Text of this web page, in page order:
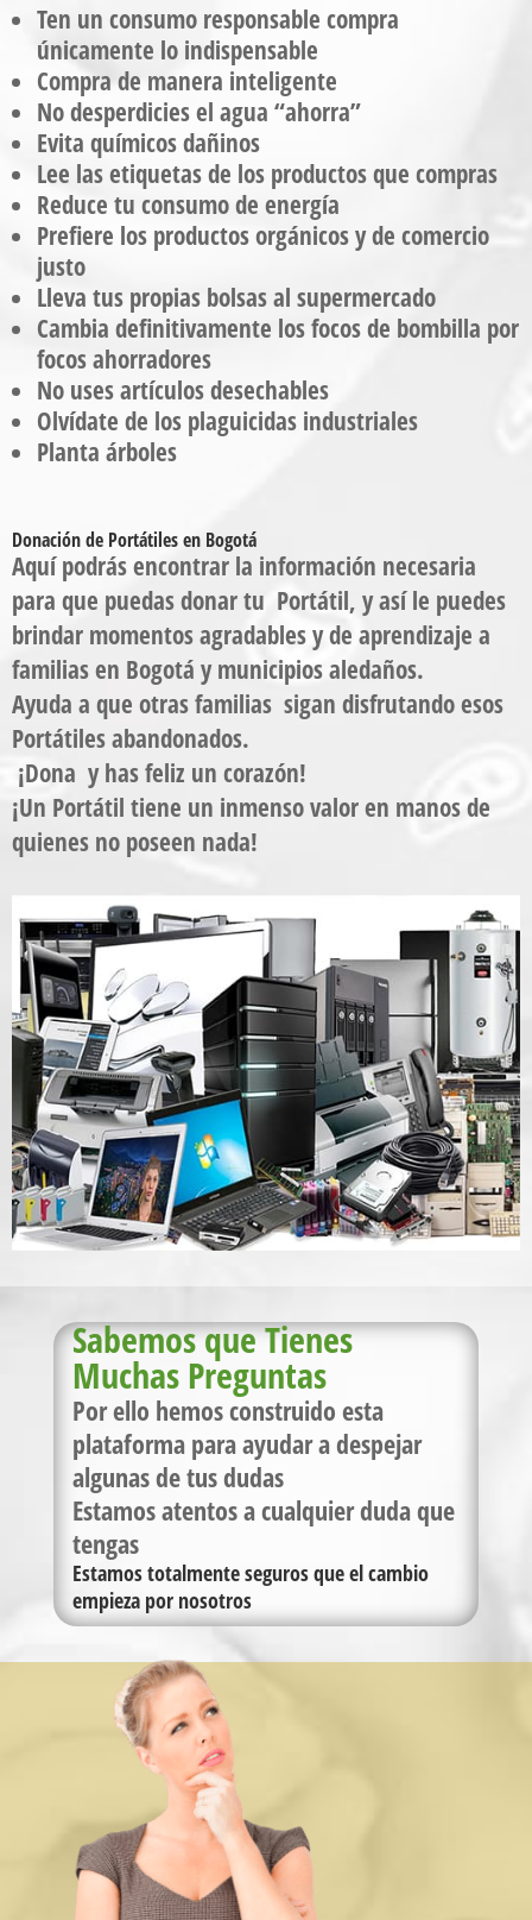
Ten un consumo responsable compra
únicamente lo indispensable
Compra de manera inteligente
No desperdicies el agua “ahorra”
Evita químicos dañinos
Lee las etiquetas de los productos que compras
Reduce tu consumo de energía
Prefiere los productos orgánicos y de comercio
justo
Lleva tus propias bolsas al supermercado
Cambia definitivamente los focos de bombilla por
focos ahorradores
No uses artículos desechables
Olvídate de los plaguicidas industriales
Planta árboles
Donación de Portátiles en Bogotá
Aquí podrás encontrar la información necesaria
para que puedas donar tu Portátil, y así le puedes
brindar momentos agradables y de aprendizaje a
familias en Bogotá y municipios aledaños.
Ayuda a que otras familias sigan disfrutando esos
Portátiles abandonados.
¡Dona y has feliz un corazón!
¡Un Portátil tiene un inmenso valor en manos de
quienes no poseen nada!
Sabemos que Tienes
Muchas Preguntas
Por ello hemos construido esta
plataforma para ayudar a despejar
algunas de tus dudas
Estamos atentos a cualquier duda que
tengas
Estamos totalmente seguros que el cambio
empieza por nosotros